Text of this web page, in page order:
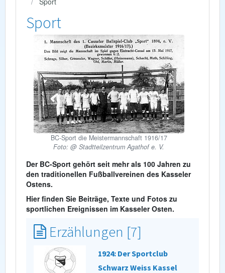
Sport
BC-Sport die Meistermannschaft 1916/17
Foto: @ Stadtteilzentrum Agathof e. V.
Der BC-Sport gehört seit mehr als 100 Jahren zu
den traditionellen Fußballvereinen des Kasseler
Ostens.
Hier finden Sie Beiträge, Texte und Fotos zu
sportlichen Ereignissen im Kasseler Osten.
Erzählungen [7]
1924: Der Sportclub
Schwarz Weiss Kassel